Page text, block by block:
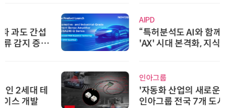
“특허분석도 AI와 함께”…IP산업
'AX' 시대 본격화, 지식재산처 1호
AI IP데이터분석사 탄생
'자동화 산업의 새로운 가능성'…
인아그룹 전국 7개 도시 세미나 페